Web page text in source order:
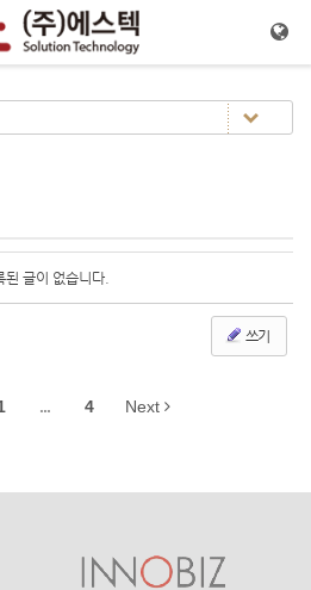
메뉴 건너뛰기
된 글이 없습니다.
쓰기
... 4 Next